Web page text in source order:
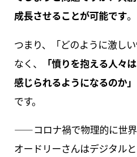
成長させることが可能です。
つまり、「どのように激し
なく、
「憤りを抱える人々
感じられるようになるのか」
です。
――コロナ禍で物理的に世界
オードリーさんはデジタル